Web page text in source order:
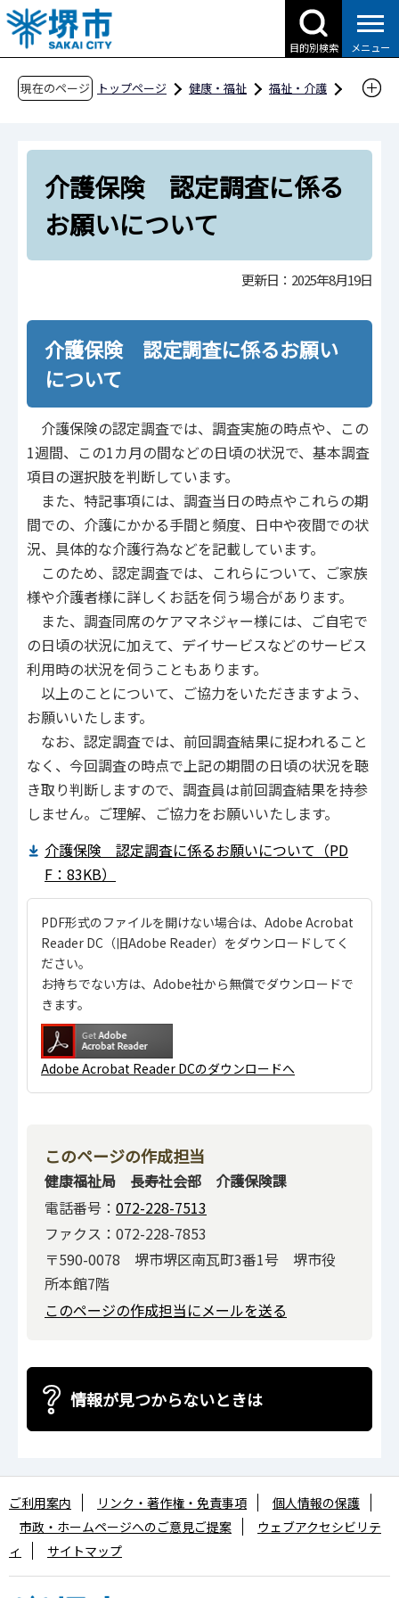
こ
の
ペ
目的別検索 メニュー
現在のページ トップページ 健康・福祉
福祉・介護
堺市からの通知文（介護保険課）
介護保険 認定調査に係るお願いについて
介護保険 認定調査に係る
お願いについて
更新日：2025年8月19日
介護保険 認定調査に係るお願い
について
介護保険の認定調査では、調査実施の時点や、この
1週間、この1カ月の間などの日頃の状況で、基本調査
項目の選択肢を判断しています。
また、特記事項には、調査当日の時点やこれらの期
間での、介護にかかる手間と頻度、日中や夜間での状
況、具体的な介護行為などを記載しています。
このため、認定調査では、これらについて、ご家族
様や介護者様に詳しくお話を伺う場合があります。
また、調査同席のケアマネジャー様には、ご自宅で
の日頃の状況に加えて、デイサービスなどのサービス
利用時の状況を伺うこともあります。
以上のことについて、ご協力をいただきますよう、
お願いいたします。
なお、認定調査では、前回調査結果に捉われること
なく、今回調査の時点で上記の期間の日頃の状況を聴
き取り判断しますので、調査員は前回調査結果を持参
しません。ご理解、ご協力をお願いいたします。
介護保険 認定調査に係るお願いについて（PD
F：83KB）
PDF形式のファイルを開けない場合は、Adobe Acrobat
Reader DC（旧Adobe Reader）をダウンロードしてく
ださい。
お持ちでない方は、Adobe社から無償でダウンロードで
きます。
Adobe Acrobat Reader DCのダウンロードへ
このページの作成担当
健康福祉局 長寿社会部 介護保険課
電話番号： 072-228-7513
ファクス：072-228-7853
〒590-0078 堺市堺区南瓦町3番1号 堺市役
所本館7階
このページの作成担当にメールを送る
情報が見つからないときは
ご利用案内 リンク・著作権・免責事項
個人情報の保護
市政・ホームページへのご意見ご提案
ウェブアクセシビリテ
ィ
サイトマップ